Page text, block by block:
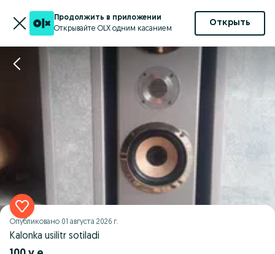
Продолжить в приложении
Открывайте OLX одним касанием
Открыть
Опубликовано 01 августа 2026 г.
Kalonka usilitr sotiladi